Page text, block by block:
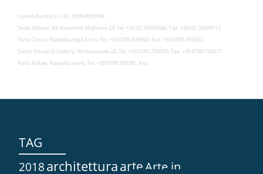
Immobilsarda S.r.l. P.I. 00964920904
Sede: Milano, Via Visconti di Modrone 29, Tel. +39.02.76009446, Fax. +39.02.76009512
Porto Cervo, Piazzetta degli Archi, Tel. +39.0789.909000, Fax. +39.0789.909022
Santa Teresa di Gallura, Via Nazionale 28, Tel. +39.0789.754500, Fax. +39.0789.754371
Porto Rafael, Piazzetta mare, Tel. +39.0789.700381, Fax.
TAG
2018architetturaarteArte in...